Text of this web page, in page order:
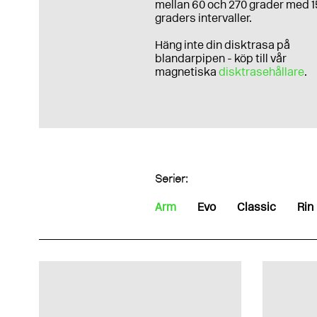
mellan 60 och 270 grader med
graders intervaller.
Häng inte din disktrasa på
blandarpipen - köp till vår
magnetiskadisktrasehållare.
Serier:
Arm Evo Classic Rin